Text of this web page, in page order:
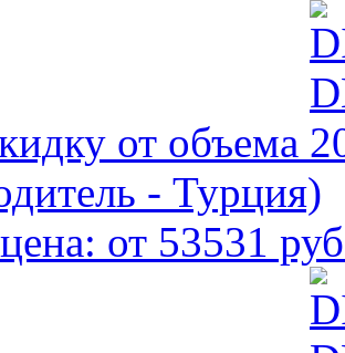
от объема
- Турция)
от 53531